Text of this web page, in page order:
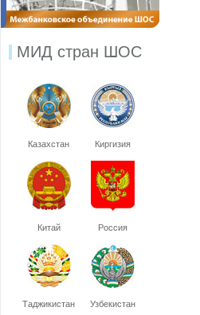
МИД стран ШОС
Казахстан Киргизия
Китай Россия
Таджикистан Узбекистан